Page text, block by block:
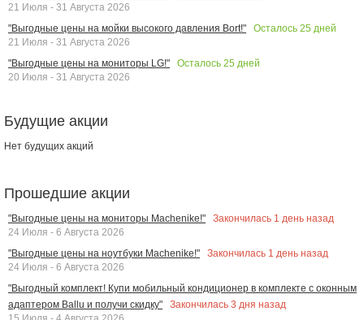
21 Июля - 31 Августа 2026
"Выгодные цены на мойки высокого давления Bort!"
Осталось 25 дней
21 Июля - 31 Августа 2026
"Выгодные цены на мониторы LG!"
Осталось 25 дней
20 Июля - 31 Августа 2026
Будущие акции
Нет будущих акций
Прошедшие акции
"Выгодные цены на мониторы Machenike!" Закончилась 1 день назад
24 Июля - 6 Августа 2026
"Выгодные цены на ноутбуки Machenike!"
Закончилась 1 день назад
24 Июля - 6 Августа 2026
"Выгодный комплект! Купи мобильный кондиционер в комплекте с оконным
адаптером Ballu и получи скидку"
Закончилась 3 дня назад